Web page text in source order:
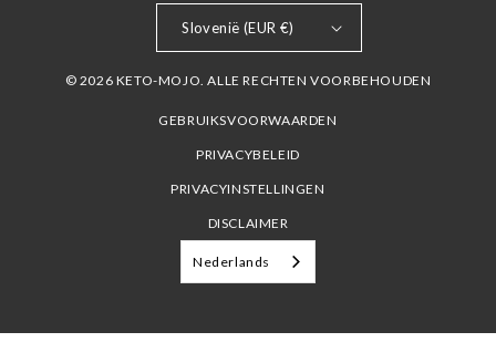
Slovenië (EUR €)
© 2026 KETO-MOJO. ALLE RECHTEN VOORBEHOUDEN
GEBRUIKSVOORWAARDEN
PRIVACYBELEID
PRIVACYINSTELLINGEN
DISCLAIMER
Nederlands